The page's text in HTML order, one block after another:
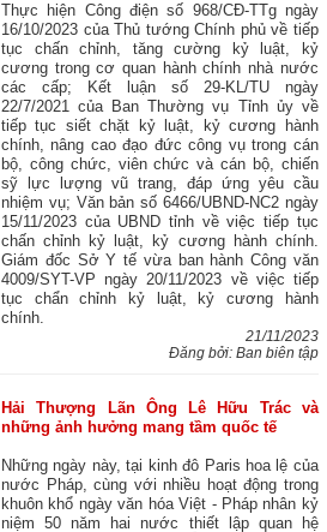
Thực hiện Công điện số 968/CĐ-TTg ngày
16/10/2023 của Thủ tướng Chính phủ về tiếp
tục chấn chỉnh, tăng cường kỷ luật, kỷ
cương trong cơ quan hành chính nhà nước
các cấp; Kết luận số 29-KL/TU ngày
22/7/2021 của Ban Thường vụ Tỉnh ủy về
tiếp tục siết chặt kỷ luật, kỷ cương hành
chính, nâng cao đạo đức công vụ trong cán
bộ, công chức, viên chức và cán bộ, chiến
sỹ lực lượng vũ trang, đáp ứng yêu cầu
nhiệm vụ; Văn bản số 6466/UBND-NC2 ngày
15/11/2023 của UBND tỉnh về việc tiếp tục
chấn chỉnh kỷ luật, kỷ cương hành chính.
Giám đốc Sở Y tế vừa ban hành Công văn
4009/SYT-VP ngày 20/11/2023 về việc tiếp
tục chẩn chỉnh kỷ luật, kỷ cương hành
chính.
21/11/2023
Đăng bởi: Ban biên tập
Hải Thượng Lãn Ông Lê Hữu Trác và
những ảnh hưởng mang tầm quốc tế
Những ngày này, tại kinh đô Paris hoa lệ của
nước Pháp, cùng với nhiều hoạt động trong
khuôn khổ ngày văn hóa Việt - Pháp nhân kỷ
niệm 50 năm hai nước thiết lập quan hệ